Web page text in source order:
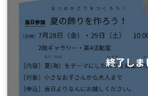
終了しま